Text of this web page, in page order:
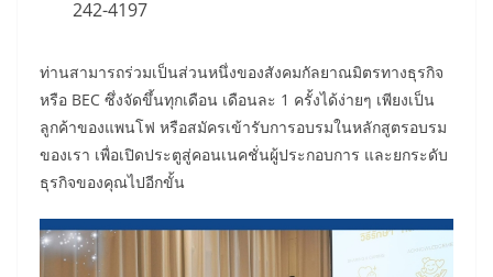
242-4197
ท่านสามารถร่วมเป็นส่วนหนึ่งของสังคมกัลยาณมิตรทางธุรกิจ
หรือ BEC ซึ่งจัดขึ้นทุกเดือน เดือนละ 1 ครั้งได้ง่ายๆ เพียงเป็น
ลูกค้าของแพนโฟ หรือสมัครเข้ารับการอบรมในหลักสูตรอบรม
ของเรา เพื่อเปิดประตูสู่คอนเนคชั่นผู้ประกอบการ และยกระดับ
ธุรกิจของคุณไปอีกขั้น